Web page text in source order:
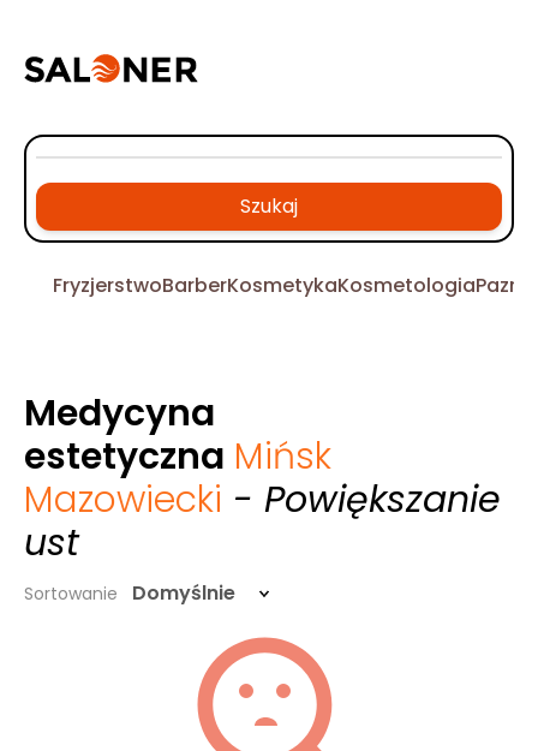
Szukaj
FryzjerstwoBarberKosmetykaKosmetologia
Medycyna
estetyczna Mińsk
Mazowiecki - Powiększanie
ust
Sortowanie Domyślnie